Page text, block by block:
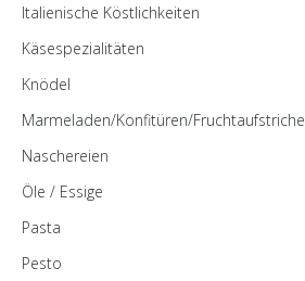
Italienische Köstlichkeiten
Käsespezialitäten
Knödel
Marmeladen/Konfitüren/Fruchtaufstriche
Naschereien
Öle / Essige
Pasta
Pesto